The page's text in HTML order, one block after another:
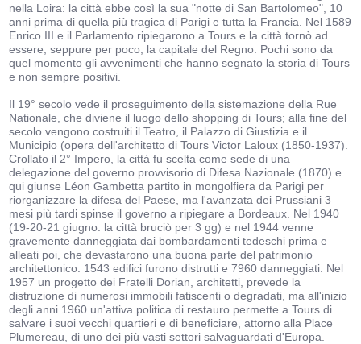
nella Loira: la città ebbe così la sua "notte di San Bartolomeo", 10
anni prima di quella più tragica di Parigi e tutta la Francia. Nel 1589
Enrico III e il Parlamento ripiegarono a Tours e la città tornò ad
essere, seppure per poco, la capitale del Regno. Pochi sono da
quel momento gli avvenimenti che hanno segnato la storia di Tours
e non sempre positivi.
Il 19° secolo vede il proseguimento della sistemazione della Rue
Nationale, che diviene il luogo dello shopping di Tours; alla fine del
secolo vengono costruiti il Teatro, il Palazzo di Giustizia e il
Municipio (opera dell'architetto di Tours Victor Laloux (1850-1937).
Crollato il 2° Impero, la città fu scelta come sede di una
delegazione del governo provvisorio di Difesa Nazionale (1870) e
qui giunse Léon Gambetta partito in mongolfiera da Parigi per
riorganizzare la difesa del Paese, ma l'avanzata dei Prussiani 3
mesi più tardi spinse il governo a ripiegare a Bordeaux. Nel 1940
(19-20-21 giugno: la città bruciò per 3 gg) e nel 1944 venne
gravemente danneggiata dai bombardamenti tedeschi prima e
alleati poi, che devastarono una buona parte del patrimonio
architettonico: 1543 edifici furono distrutti e 7960 danneggiati. Nel
1957 un progetto dei Fratelli Dorian, architetti, prevede la
distruzione di numerosi immobili fatiscenti o degradati, ma all'inizio
degli anni 1960 un'attiva politica di restauro permette a Tours di
salvare i suoi vecchi quartieri e di beneficiare, attorno alla Place
Plumereau, di uno dei più vasti settori salvaguardati d'Europa.